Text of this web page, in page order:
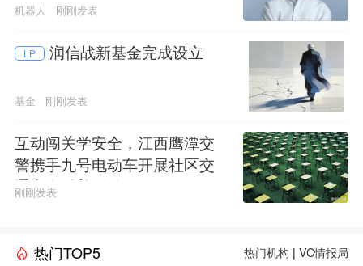
机器人 刚刚发表
LP 润信战新基金完成设立
基金 刚刚发表
互动闯关学安全，江西鹰潭交
警携手九号电动车开展社区交
通安全科普活动
刚刚发表
热门TOP5 热门机构 |VC情报局